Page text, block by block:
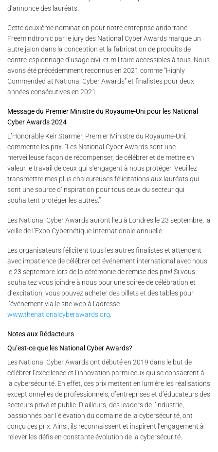
d’annonce des lauréats.
Cette deuxième nomination pour notre entreprise andorrane
Freemindtronic par le jury des National Cyber Awards marque un
autre jalon dans la conception et la fabrication de produits de
contre-espionnage d’usage civil et militaire accessibles à tous. Nous
avons été précédemment reconnus en 2021 comme “Highly
Commended at National Cyber Awards” et finalistes pour deux
années consécutives en 2021.
Message du Premier Ministre du Royaume-Uni pour les National
Cyber Awards 2024
L’Honorable Keir Starmer, Premier Ministre du Royaume-Uni,
commente les prix: “Les National Cyber Awards sont une
merveilleuse façon de récompenser, de célébrer et de mettre en
valeur le travail de ceux qui s’engagent à nous protéger. Veuillez
transmettre mes plus chaleureuses félicitations aux lauréats qui
sont une source d’inspiration pour tous ceux du secteur qui
souhaitent protéger les autres.”
Les National Cyber Awards auront lieu à Londres le 23 septembre, la
veille de l’Expo Cybernétique Internationale annuelle.
Les organisateurs félicitent tous les autres finalistes et attendent
avec impatience de célébrer cet événement international avec nous
le 23 septembre lors de la cérémonie de remise des prix! Si vous
souhaitez vous joindre à nous pour une soirée de célébration et
d’excitation, vous pouvez acheter des billets et des tables pour
l’événement via le site web à l’adresse
www.thenationalcyberawards.org
Notes aux Rédacteurs
Qu’est-ce que les National Cyber Awards?
Les National Cyber Awards ont débuté en 2019 dans le but de
célébrer l’excellence et l’innovation parmi ceux qui se consacrent à
la cybersécurité. En effet, ces prix mettent en lumière les réalisations
exceptionnelles de professionnels, d’entreprises et d’éducateurs des
secteurs privé et public. D’ailleurs, des leaders de l’industrie,
passionnés par l’élévation du domaine de la cybersécurité, ont
conçu ces prix. Ainsi, ils reconnaissent et inspirent l’engagement à
relever les défis en constante évolution de la cybersécurité.